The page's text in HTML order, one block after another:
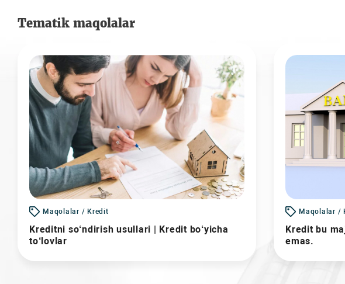
Tematik maqolalar
Maqolalar / Kredit
Kreditni so‘ndirish usullari | Kredit bo‘yicha
to‘lovlar
Maqolalar /
Kredit bu
emas.